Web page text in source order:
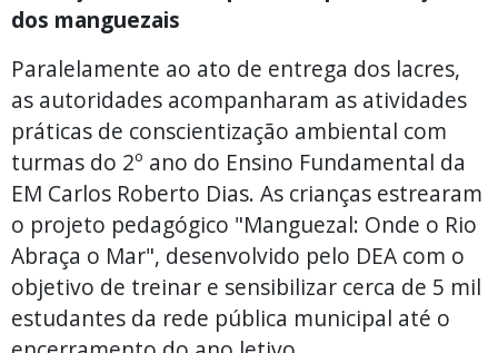
dos manguezais
Paralelamente ao ato de entrega dos lacres,
as autoridades acompanharam as atividades
práticas de conscientização ambiental com
turmas do 2º ano do Ensino Fundamental da
EM Carlos Roberto Dias. As crianças estrearam
o projeto pedagógico "Manguezal: Onde o Rio
Abraça o Mar", desenvolvido pelo DEA com o
objetivo de treinar e sensibilizar cerca de 5 mil
estudantes da rede pública municipal até o